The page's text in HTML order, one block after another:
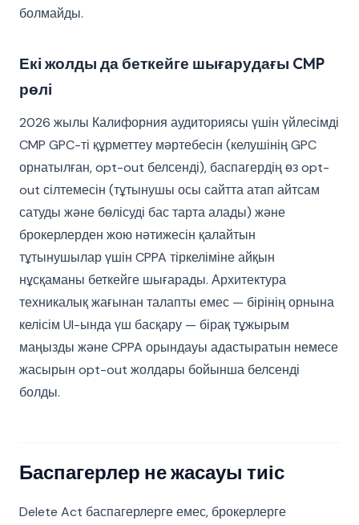
болмайды.
Екі жолды да беткейге шығарудағы CMP
рөлі
2026 жылы Калифорния аудиториясы үшін үйлесімді
CMP GPC-ті құрметтеу мәртебесін (келушінің GPC
орнатылған, opt-out белсенді), баспагердің өз opt-
out сілтемесін (тұтынушы осы сайтта атап айтсам
сатуды және бөлісуді бас тарта алады) және
брокерлерден жою нәтижесін қалайтын
тұтынушылар үшін CPPA тіркеліміне айқын
нұсқаманы беткейге шығарады. Архитектура
техникалық жағынан талапты емес — бірінің орнына
келісім UI-ында үш басқару — бірақ тұжырым
маңызды және CPPA орындауы адастыратын немесе
жасырын opt-out жолдары бойынша белсенді
болды.
Баспагерлер не жасауы тиіс
Delete Act баспагерлерге емес, брокерлерге